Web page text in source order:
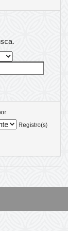
Registro(s)